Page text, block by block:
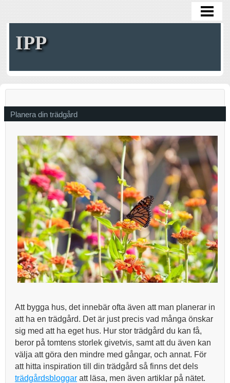
IPP
Planera din trädgård
Att bygga hus, det innebär ofta även att man planerar in
att ha en trädgård. Det är just precis vad många önskar
sig med att ha eget hus. Hur stor trädgård du kan få,
beror på tomtens storlek givetvis, samt att du även kan
välja att göra den mindre med gångar, och annat. För
att hitta inspiration till din trädgård så finns det dels
trädgårdsbloggar att läsa, men även artiklar på nätet.